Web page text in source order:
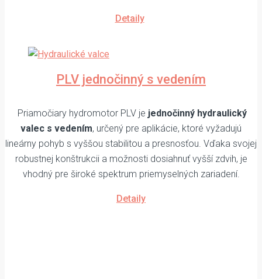
Detaily
PLV jednočinný s vedením
Priamočiary hydromotor PLV je jednočinný hydraulický
valec s vedením, určený pre aplikácie, ktoré vyžadujú
lineárny pohyb s vyššou stabilitou a presnosťou. Vďaka svojej
robustnej konštrukcii a možnosti dosiahnuť vyšší zdvih, je
vhodný pre široké spektrum priemyselných zariadení.
Detaily